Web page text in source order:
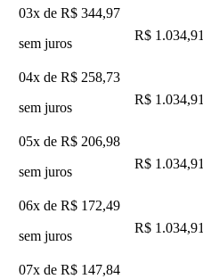
03x de R$ 344,97
sem juros
R$ 1.034,91
04x de R$ 258,73
sem juros
R$ 1.034,91
05x de R$ 206,98
sem juros
R$ 1.034,91
06x de R$ 172,49
sem juros
R$ 1.034,91
07x de R$ 147,84